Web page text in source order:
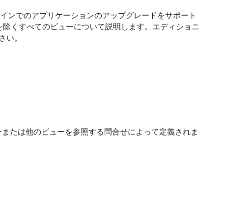
ンでのアプリケーションのアップグレードをサポート
くすべてのビューについて説明します。エディショニ
い。
たは他のビューを参照する問合せによって定義されま